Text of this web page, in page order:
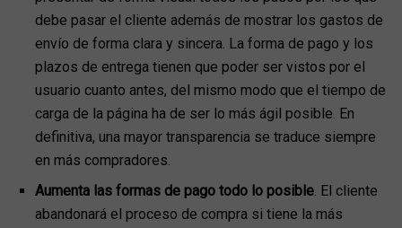
debe pasar el cliente además de mostrar los gastos de
envío de forma clara y sincera. La forma de pago y los
plazos de entrega tienen que poder ser vistos por el
usuario cuanto antes, del mismo modo que el tiempo de
carga de la página ha de ser lo más ágil posible. En
definitiva, una mayor transparencia se traduce siempre
en más compradores.
Aumenta las formas de pago todo lo posible. El cliente
abandonará el proceso de compra si tiene la más